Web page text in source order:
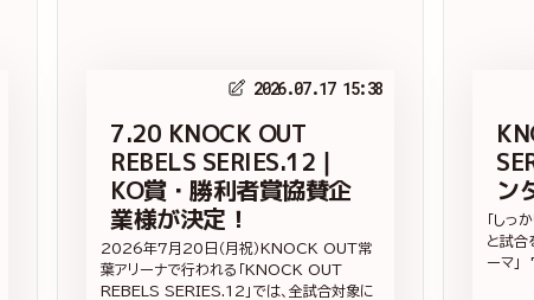
2026.07.17 15:38
7.20 KNOCK OUT
REBELS SERIES.12｜
KO賞・勝利者賞協賛企
業様が決定！
2026年7月20日（月祝）KNOCK OUT常
葉アリーナで行われる「KNOCK OUT
REBELS SERIES.12」では、全試合対象に
ン
「しっ
と試合
ーマ」